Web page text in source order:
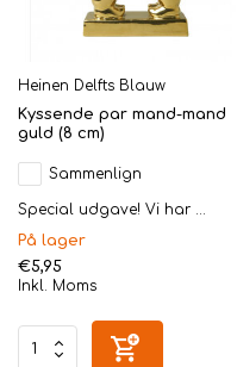
Heinen Delfts Blauw
Kyssende par mand-mand
guld (8 cm)
Sammenlign
Special udgave! Vi har ...
På lager
€5,95
Inkl. Moms